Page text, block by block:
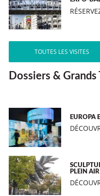
TOUTES LES VISITES
Dossiers & Grands
EUROPA
PLEIN AIR